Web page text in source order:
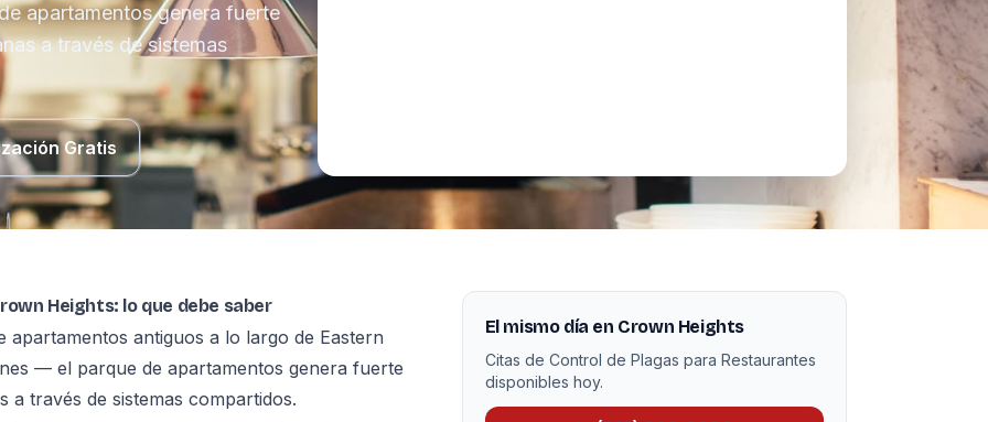
apartamentos genera fuerte
a través de sistemas
Gratis
Heights: lo que debe saber
apartamentos antiguos a lo largo de Eastern
— el parque de apartamentos genera fuerte
a través de sistemas compartidos.
El mismo día en Crown Heights
Citas de Control de Plagas para Restaurantes
disponibles hoy.